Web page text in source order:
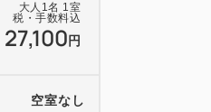
大人 1名 1室
税・手数料込
27,100 円
空室なし